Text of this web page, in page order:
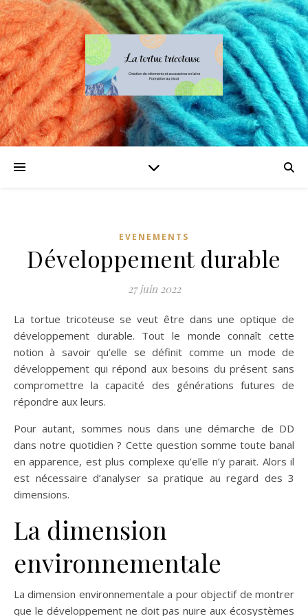
EVENEMENTS
Développement durable
27 juin 2022
La tortue tricoteuse se veut être dans une optique de
développement durable. Tout le monde connaît cette
notion à savoir qu’elle se définit comme un mode de
développement qui répond aux besoins du présent sans
compromettre la capacité des générations futures de
répondre aux leurs.
Pour autant, sommes nous dans une démarche de DD
dans notre quotidien ? Cette question somme toute banal
en apparence, est plus complexe qu’elle n’y parait. Alors il
est nécessaire d’analyser sa pratique au regard des 3
dimensions.
La dimension
environnementale
La dimension environnementale a pour objectif de montrer
que le développement ne doit pas nuire aux écosystèmes